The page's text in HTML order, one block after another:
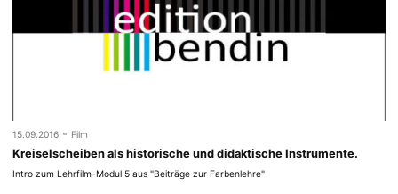
15.09.2016 - Film
Kreiselscheiben als historische und didaktische Instrumente.
Intro zum Lehrfilm-Modul 5 aus "Beiträge zur Farbenlehre"